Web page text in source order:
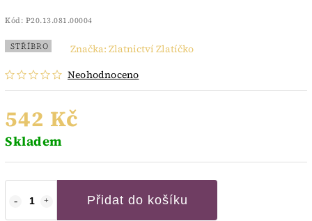
Kód: P20.13.081.00004
STŘÍBRO
Neohodnoceno
Značka: Zlatnictví Zlatíčko
542 Kč
Skladem
Přidat do košíku